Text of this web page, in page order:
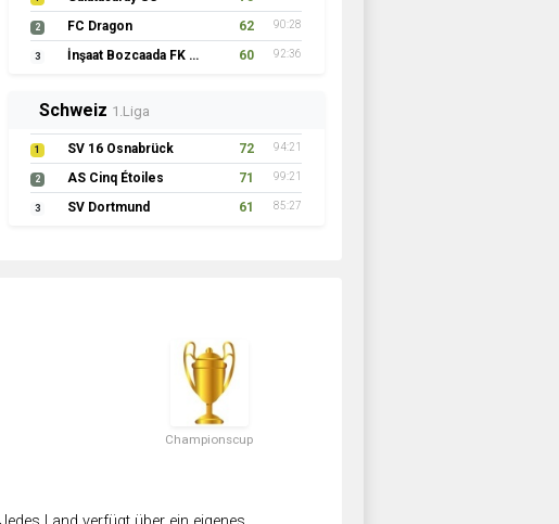
2 FC Dragon 62 90:28
3 İnşaat Bozcaada FK 1957 60 92:36
Schweiz 1.Liga
1 SV 16 Osnabrück 72 94:21
2 AS Cinq Étoiles 71 99:21
3 SV Dortmund 61 85:27
Championscup